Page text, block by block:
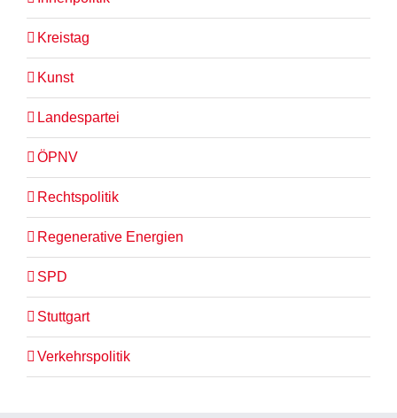
Kreistag
Kunst
Landespartei
ÖPNV
Rechtspolitik
Regenerative Energien
SPD
Stuttgart
Verkehrspolitik